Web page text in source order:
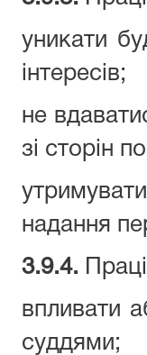
уникати
інтересів;
не
зі сторін
надання
3.9.4.
впливати
суддями;